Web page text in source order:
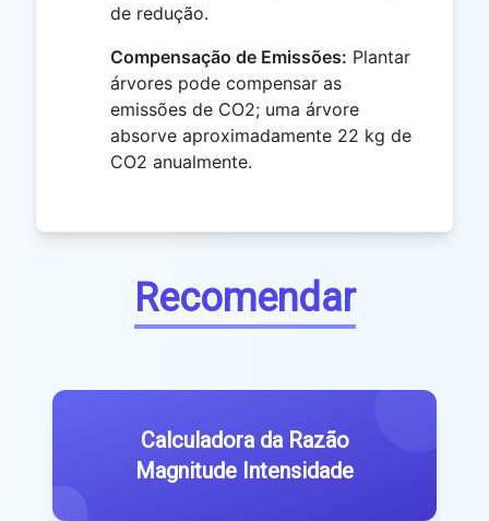
de redução.
Compensação de Emissões: Plantar
árvores pode compensar as
emissões de CO2; uma árvore
absorve aproximadamente 22 kg de
CO2 anualmente.
Recomendar
Calculadora da Razão
Magnitude Intensidade